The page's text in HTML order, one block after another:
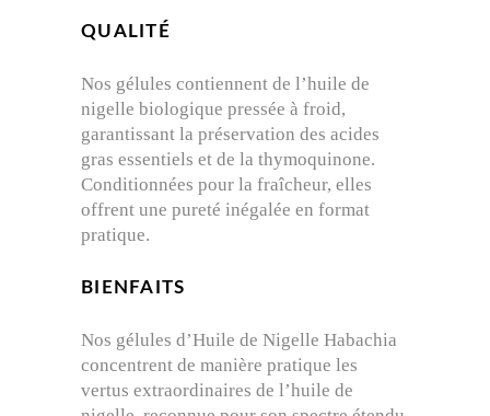
QUALITÉ
Nos gélules contiennent de l’huile de
nigelle biologique pressée à froid,
garantissant la préservation des acides
gras essentiels et de la thymoquinone.
Conditionnées pour la fraîcheur, elles
offrent une pureté inégalée en format
pratique.
BIENFAITS
Nos gélules d’Huile de Nigelle Habachia
concentrent de manière pratique les
vertus extraordinaires de l’huile de